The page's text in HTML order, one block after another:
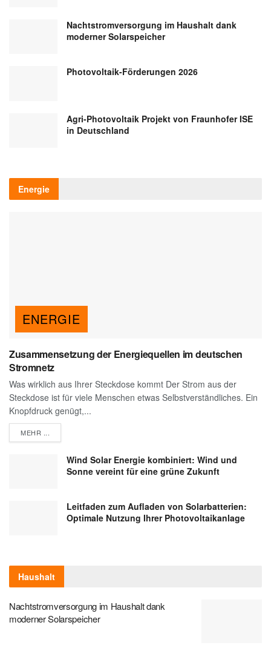
Nachtstromversorgung im Haushalt dank
moderner Solarspeicher
Photovoltaik-Förderungen 2026
Agri-Photovoltaik Projekt von Fraunhofer ISE
in Deutschland
Energie
ENERGIE
Zusammensetzung der Energiequellen im deutschen
Stromnetz
Was wirklich aus Ihrer Steckdose kommt Der Strom aus der
Steckdose ist für viele Menschen etwas Selbstverständliches. Ein
Knopfdruck genügt,...
MEHR ...
Wind Solar Energie kombiniert: Wind und
Sonne vereint für eine grüne Zukunft
Leitfaden zum Aufladen von Solarbatterien:
Optimale Nutzung Ihrer Photovoltaikanlage
Haushalt
Nachtstromversorgung im Haushalt dank
moderner Solarspeicher